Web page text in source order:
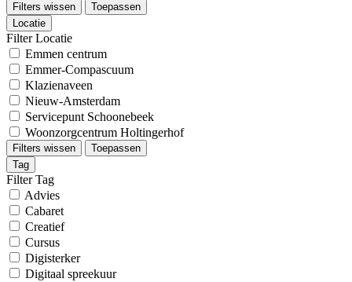
Filters wissen
Toepassen
Locatie
Filter Locatie
Emmen centrum
Emmer-Compascuum
Klazienaveen
Nieuw-Amsterdam
Servicepunt Schoonebeek
Woonzorgcentrum Holtingerhof
Filters wissen
Toepassen
Tag
Filter Tag
Advies
Cabaret
Creatief
Cursus
Digisterker
Digitaal spreekuur